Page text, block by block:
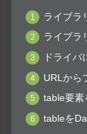
ライブラ
ライブラ
ドライバ
URLから
table要素
tableを